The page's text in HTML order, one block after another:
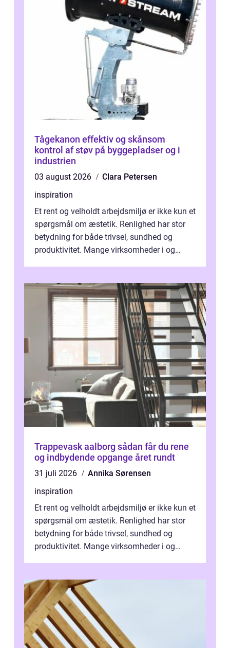
Tågekanon effektiv og skånsom
kontrol af støv på byggepladser og i
industrien
03 august 2026
Clara Petersen
inspiration
Et rent og velholdt arbejdsmiljø er ikke kun et
spørgsmål om æstetik. Renlighed har stor
betydning for både trivsel, sundhed og
produktivitet. Mange virksomheder i og
Trappevask aalborg sådan får du rene
og indbydende opgange året rundt
31 juli 2026
Annika Sørensen
inspiration
Et rent og velholdt arbejdsmiljø er ikke kun et
spørgsmål om æstetik. Renlighed har stor
betydning for både trivsel, sundhed og
produktivitet. Mange virksomheder i og